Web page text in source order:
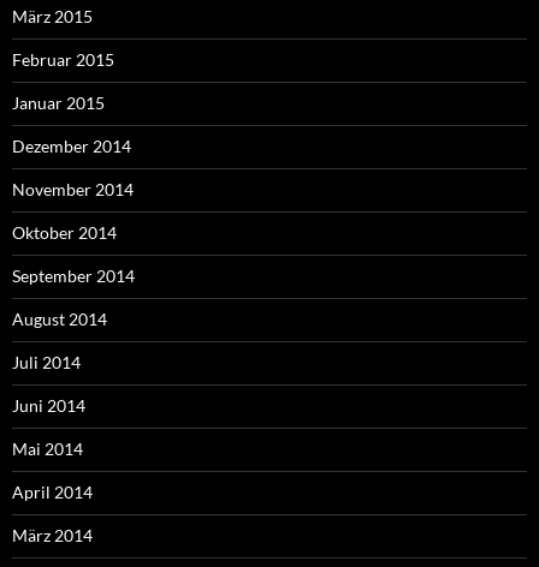
März 2015
Februar 2015
Januar 2015
Dezember 2014
November 2014
Oktober 2014
September 2014
August 2014
Juli 2014
Juni 2014
Mai 2014
April 2014
März 2014